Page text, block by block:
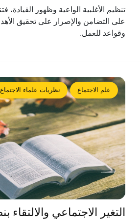
تنظيم الأغلبية الواعية وظهور القيادة،
على التضامن والإصرار على تحقيق
وقواعد للعمل.
علم الاجتماع نظريات علماء الاجتماع
التغير الاجتماعي والالتقاء